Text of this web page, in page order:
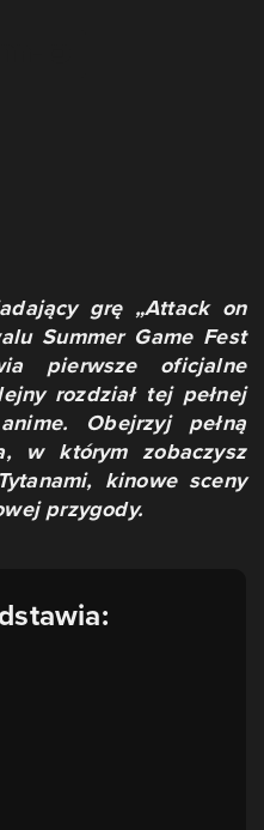
grę „Attack on
Summer Game Fest
pierwsze oficjalne
rozdział tej pełnej
Obejrzyj pełną
w którym zobaczysz
kinowe sceny
przygody.